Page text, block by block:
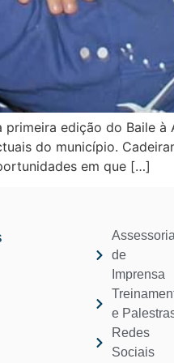
edição do Baile
do município.
em que […]
Assessoria
de
Imprensa
e
Redes
Sociais